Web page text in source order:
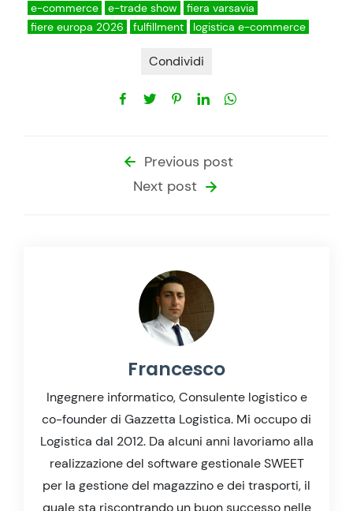
e-commerce e-trade show
fiera varsavia
fiere europa 2026
fulfillment logistica e-commerce
Condividi
Previous post
Next post
Francesco
Ingegnere informatico, Consulente logistico e
co-founder di Gazzetta Logistica. Mi occupo di
Logistica dal 2012. Da alcuni anni lavoriamo alla
realizzazione del software gestionale SWEET
per la gestione del magazzino e dei trasporti, il
quale sta riscontrando un buon successo nelle